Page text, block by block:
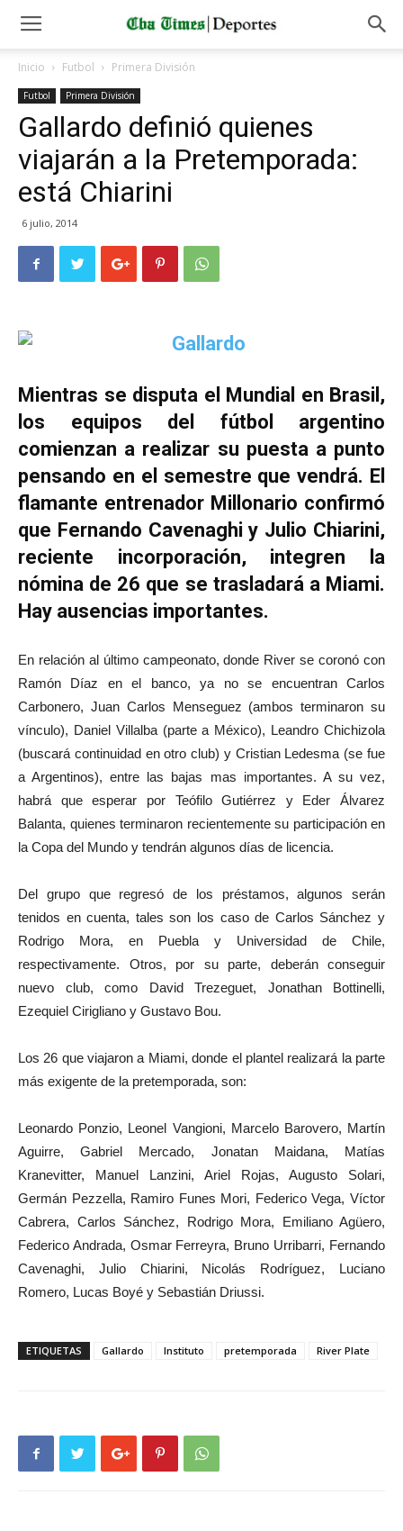
Inicio Futbol Primera División
Futbol Primera División
Gallardo definió quienes
viajarán a la Pretemporada:
está Chiarini
6 julio, 2014
Mientras se disputa el Mundial en Brasil,
los equipos del fútbol argentino
comienzan a realizar su puesta a punto
pensando en el semestre que vendrá. El
flamante entrenador Millonario confirmó
que Fernando Cavenaghi y Julio Chiarini,
reciente incorporación, integren la
nómina de 26 que se trasladará a Miami.
Hay ausencias importantes.
En relación al último campeonato, donde River se coronó con
Ramón Díaz en el banco, ya no se encuentran Carlos
Carbonero, Juan Carlos Menseguez (ambos terminaron su
vínculo), Daniel Villalba (parte a México), Leandro Chichizola
(buscará continuidad en otro club) y Cristian Ledesma (se fue
a Argentinos), entre las bajas mas importantes. A su vez,
habrá que esperar por Teófilo Gutiérrez y Eder Álvarez
Balanta, quienes terminaron recientemente su participación en
la Copa del Mundo y tendrán algunos días de licencia.
Del grupo que regresó de los préstamos, algunos serán
tenidos en cuenta, tales son los caso de Carlos Sánchez y
Rodrigo Mora, en Puebla y Universidad de Chile,
respectivamente. Otros, por su parte, deberán conseguir
nuevo club, como David Trezeguet, Jonathan Bottinelli,
Ezequiel Cirigliano y Gustavo Bou.
Los 26 que viajaron a Miami, donde el plantel realizará la parte
más exigente de la pretemporada, son:
Leonardo Ponzio, Leonel Vangioni, Marcelo Barovero, Martín
Aguirre, Gabriel Mercado, Jonatan Maidana, Matías
Kranevitter, Manuel Lanzini, Ariel Rojas, Augusto Solari,
Germán Pezzella, Ramiro Funes Mori, Federico Vega, Víctor
Cabrera, Carlos Sánchez, Rodrigo Mora, Emiliano Agüero,
Federico Andrada, Osmar Ferreyra, Bruno Urribarri, Fernando
Cavenaghi, Julio Chiarini, Nicolás Rodríguez, Luciano
Romero, Lucas Boyé y Sebastián Driussi.
ETIQUETAS Gallardo Instituto pretemporada River Plate